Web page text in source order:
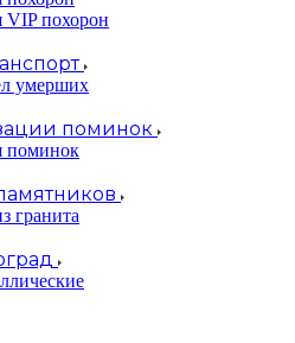
VIP похорон
умерших
поминок
поминок
гранита